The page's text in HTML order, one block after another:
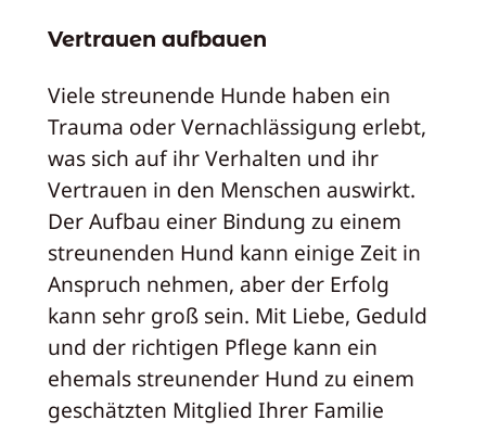
Vertrauen aufbauen
Viele streunende Hunde haben ein
Trauma oder Vernachlässigung erlebt,
was sich auf ihr Verhalten und ihr
Vertrauen in den Menschen auswirkt.
Der Aufbau einer Bindung zu einem
streunenden Hund kann einige Zeit in
Anspruch nehmen, aber der Erfolg
kann sehr groß sein. Mit Liebe, Geduld
und der richtigen Pflege kann ein
ehemals streunender Hund zu einem
geschätzten Mitglied Ihrer Familie